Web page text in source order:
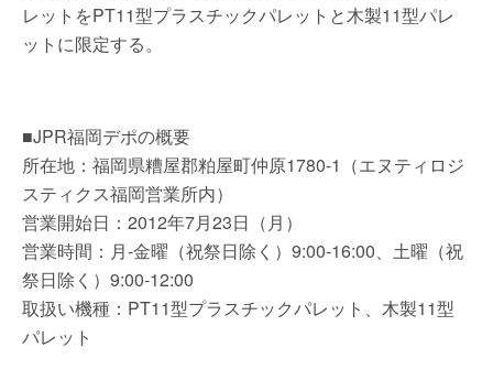
レットをPT11型プラスチックパレットと木製11型パレ
ットに限定する。
■JPR福岡デポの概要
所在地：福岡県糟屋郡粕屋町仲原1780-1（エヌティロジ
スティクス福岡営業所内）
営業開始日：2012年7月23日（月）
営業時間：月-金曜（祝祭日除く）9:00-16:00、土曜（祝
祭日除く）9:00-12:00
取扱い機種：PT11型プラスチックパレット、木製11型
パレット